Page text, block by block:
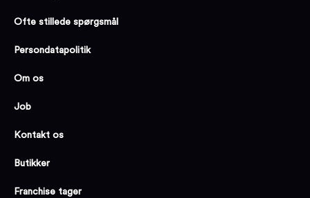
Ofte stillede spørgsmål
Persondatapolitik
Om os
Job
Kontakt os
Butikker
Franchise tager